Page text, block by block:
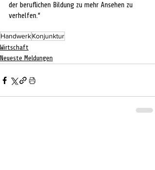
der beruflichen Bildung zu mehr Ansehen zu
verhelfen.“
HandwerkKonjunktur
Wirtschaft
Neueste Meldungen